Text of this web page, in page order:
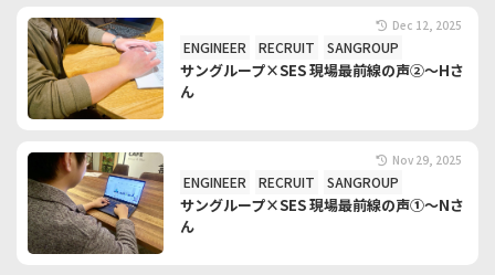
Dec 12, 2025
ENGINEER RECRUIT SANGROUP
サングループ×SES 現場最前線の声②～Hさ
ん
Nov 29, 2025
ENGINEER RECRUIT SANGROUP
サングループ×SES 現場最前線の声①～Nさ
ん